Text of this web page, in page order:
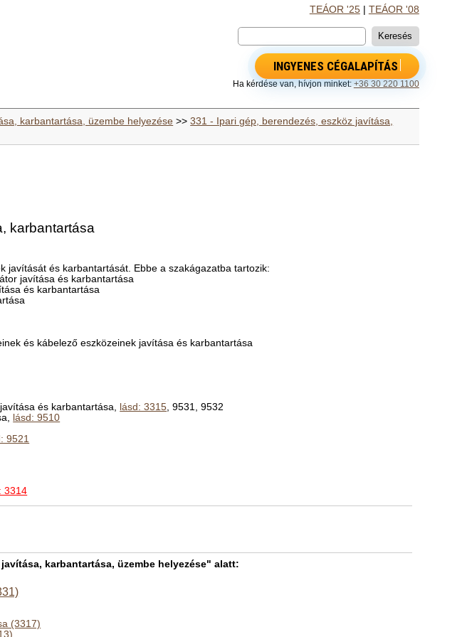
TEÁOR '25| TEÁOR '08
INGYENES CÉGALAPÍTÁS
Ha kérdése van, hívjon minket: +36 30 220 1100
karbantartása, üzembe helyezése >>331 - Ipari gép, berendezés, eszköz javítása,
karbantartása
javítását és karbantartását. Ebbe a szakágazatba tartozik:
javítása és karbantartása
és karbantartása
és kábelező eszközeinek javítása és karbantartása
és karbantartása, lásd: 3315 , 9531, 9532
lásd: 9510
9521
3314
karbantartása, üzembe helyezése" alatt:
(3317)